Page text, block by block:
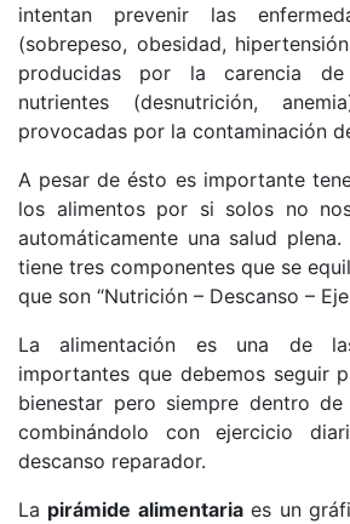
intentan prevenir las
(sobrepeso, obesidad,
producidas por la carencia de
nutrientes (desnutrición,
provocadas por la contaminación
A pesar de ésto es importante
los alimentos por si solos no
automáticamente una salud
tiene tres componentes que se
que son “Nutrición – Descanso –
La alimentación es una de
importantes que debemos seguir
bienestar pero siempre dentro
combinándolo con ejercicio
descanso reparador.
La pirámide alimentariaes un